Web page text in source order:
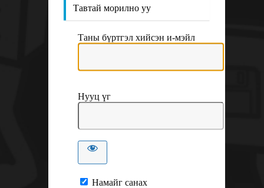
Тавтай морилно уу
Таны бүртгэл хийсэн и-мэйл
Нууц үг
Намайг санах